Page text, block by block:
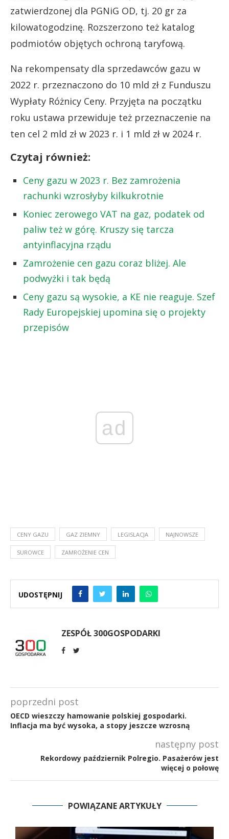
zatwierdzonej dla PGNiG OD, tj. 20 gr za
kilowatogodzinę. Rozszerzono też katalog
podmiotów objętych ochroną taryfową.
Na rekompensaty dla sprzedawców gazu w
2022 r. przeznaczono do 10 mld zł z Funduszu
Wypłaty Różnicy Ceny. Przyjęta na początku
roku ustawa przewiduje też przeznaczenie na
ten cel 2 mld zł w 2023 r. i 1 mld zł w 2024 r.
Czytaj również:
Ceny gazu w 2023 r. Bez zamrożenia
rachunki wzrosłyby kilkukrotnie
Koniec zerowego VAT na gaz, podatek od
paliw też w górę. Kruszy się tarcza
antyinflacyjna rządu
Zamrożenie cen gazu coraz bliżej. Ale
podwyżki i tak będą
Ceny gazu są wysokie, a KE nie reaguje. Szef
Rady Europejskiej upomina się o projekty
przepisów
ad
CENY GAZU GAZ ZIEMNY LEGISLACJA NAJNOWSZE
SUROWCE ZAMROŻENIE CEN
UDOSTĘPNIJ
ZESPÓŁ 300GOSPODARKI
poprzedni post
OECD wieszczy hamowanie polskiej gospodarki.
Inflacja ma być wysoka, a stopy jeszcze wzrosną
następny post
Rekordowy październik Polregio. Pasażerów jest
więcej o połowę
POWIĄZANE ARTYKUŁY